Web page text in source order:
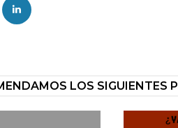
LOS SIGUIENTES